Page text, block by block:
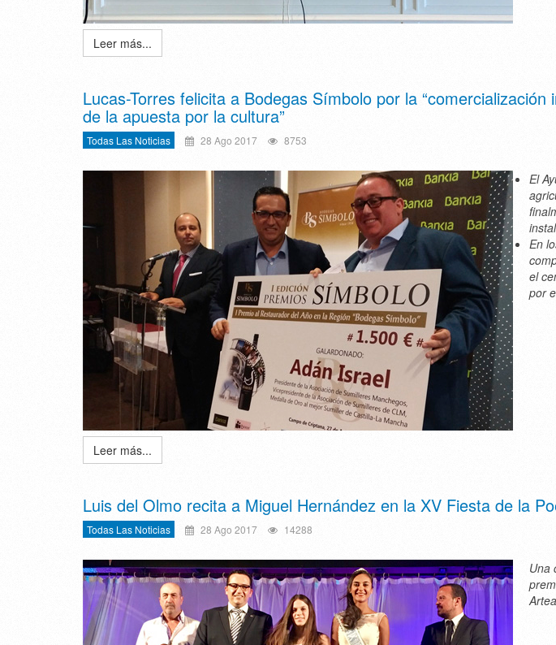
Leer más...
Lucas-Torres felicita a Bodegas Símbolo por la
de la apuesta por la cultura”
Todas Las Noticias 28 Ago 2017 8753
El
En
el
por
Leer más...
Luis del Olmo recita a Miguel Hernández en la XV Fiesta de la
Todas Las Noticias 28 Ago 2017 14288
Una